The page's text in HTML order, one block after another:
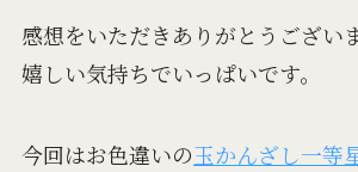
感想をいただきありがとうござい
嬉しい気持ちでいっぱいです。
今回はお色違いの玉かんざし一等